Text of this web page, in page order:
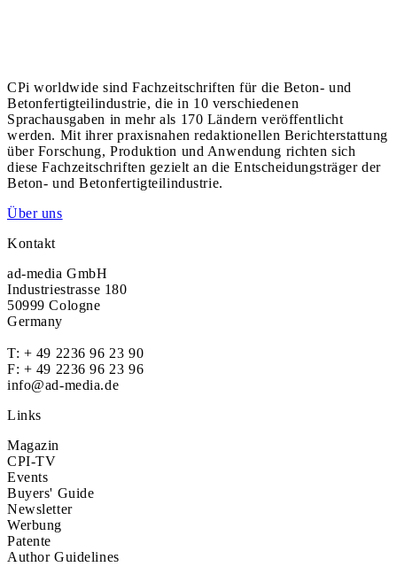
CPi worldwide sind Fachzeitschriften für die Beton- und
Betonfertigteilindustrie, die in 10 verschiedenen
Sprachausgaben in mehr als 170 Ländern veröffentlicht
werden. Mit ihrer praxisnahen redaktionellen Berichterstattung
über Forschung, Produktion und Anwendung richten sich
diese Fachzeitschriften gezielt an die Entscheidungsträger der
Beton- und Betonfertigteilindustrie.
Über uns
Kontakt
ad-media GmbH
Industriestrasse 180
50999 Cologne
Germany
T: + 49 2236 96 23 90
F: + 49 2236 96 23 96
info@ad-media.de
Links
Magazin
CPI-TV
Events
Buyers' Guide
Newsletter
Werbung
Patente
Author Guidelines